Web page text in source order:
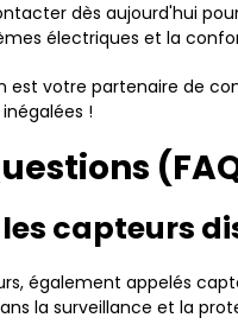
dès aujourd'hui
électriques et la
est votre partenaire de
!
les capteurs
également appelés
la surveillance et la